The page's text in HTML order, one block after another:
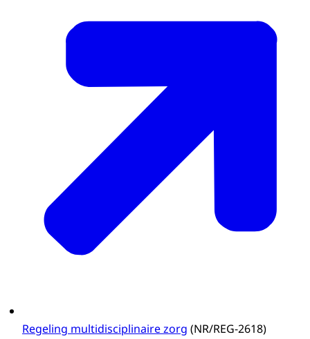
Regeling multidisciplinaire zorg (NR/REG-2618)